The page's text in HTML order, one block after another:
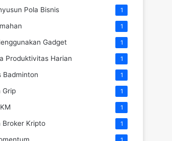
Pola Bisnis 1
1
Gadget 1
Produktivitas Harian 1
Badminton 1
Grip 1
1
Broker Kripto 1